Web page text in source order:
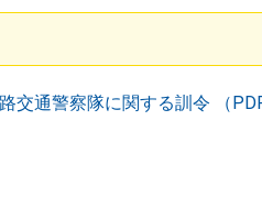
交通警察隊に関する訓令 （